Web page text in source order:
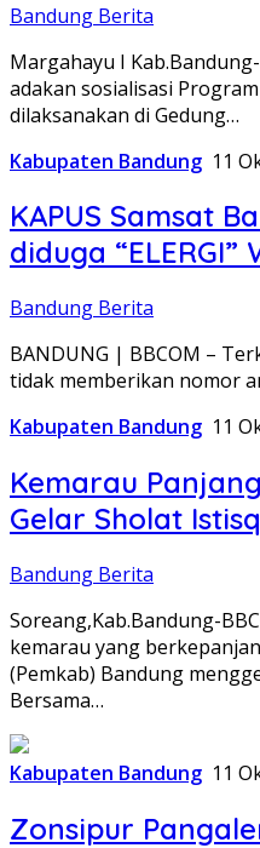
Bandung Berita
Margahayu I
adakan sosialisasi
dilaksanakan di Gedung…
Kabupaten Bandung 11
KAPUS Samsat
diduga “ELERGI”
Bandung Berita
BANDUNG | BBCOM –
tidak memberikan nomor
Kabupaten Bandung 11
Kemarau
Gelar Sholat
Bandung Berita
Soreang,Kab.Bandung-
kemarau yang
(Pemkab) Bandung
Bersama…
Kabupaten Bandung 11
Zonsipur